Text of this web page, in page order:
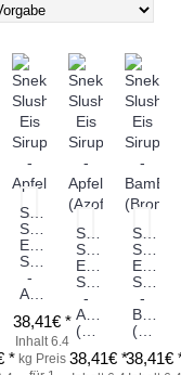
*
Sneky
Slush
Eis
Sirup
-
38,41€ *
Inhalt 6.4
kg Preis
Sneky
Slush
Eis
Sirup
-
Apfel
38,41€ *
Sneky
Slush
Eis
Sirup
-
38,41€